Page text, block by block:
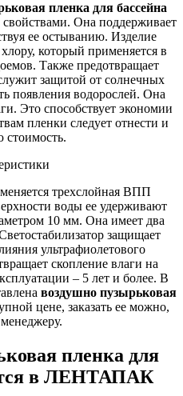
пленка для бассейна
Она поддерживает
ее остыванию. Изделие
который применяется в
Также предотвращает
защитой от солнечных
появления водорослей. Она
Это способствует экономии
пленки следует отнести и
стоимость.
трехслойная ВПП
воды ее удерживают
10 мм. Она имеет два
защищает
ультрафиолетового
скопление влаги на
– 5 лет и более. В
воздушно пузырьковая
цене, заказать ее можно,
пленка для
в ЛЕНТАПАК